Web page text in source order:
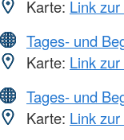
Karte: Link
Tages- und
Karte: Link
Tages- und
Karte: Link